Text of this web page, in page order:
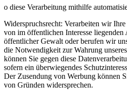
o diese Verarbeitung mithilfe
Widerspruchsrecht: Verarbeiten wir
von im öffentlichen Interesse
öffentlicher Gewalt oder berufen wir
die Notwendigkeit zur Wahrung
können Sie gegen diese
sofern ein überwiegendes
Der Zusendung von Werbung können
von Gründen widersprechen.